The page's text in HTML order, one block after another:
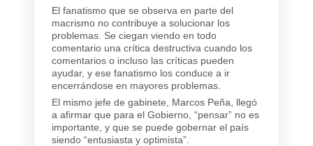
El fanatismo que se observa en parte del
macrismo no contribuye a solucionar los
problemas. Se ciegan viendo en todo
comentario una crítica destructiva cuando los
comentarios o incluso las críticas pueden
ayudar, y ese fanatismo los conduce a ir
encerrándose en mayores problemas.
El mismo jefe de gabinete, Marcos Peña, llegó
a afirmar que para el Gobierno, “pensar” no es
importante, y que se puede gobernar el país
siendo “entusiasta y optimista”.